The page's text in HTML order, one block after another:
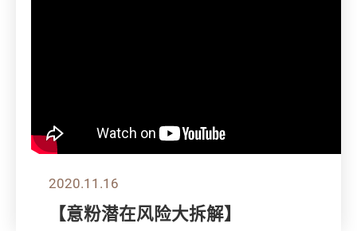
2020.11.16
【意粉潜在风险大拆解】